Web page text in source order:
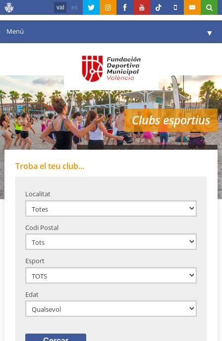
val es
Menú ▼
Agenda
Instal·lacions ▼
Comunicació ▼
València en esport ▼
Portal de Transparència
Clubs esportius
Xarxa de clubes esportius de València
Troba el teu club...
Localitat
Codi Postal
Esport
Edat